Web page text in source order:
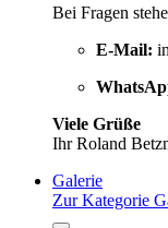
Bei Fragen
E-Mail:
Viele Grüße
Ihr Roland
Galerie
Zur Kategorie